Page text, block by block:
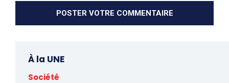
À la UNE
Société